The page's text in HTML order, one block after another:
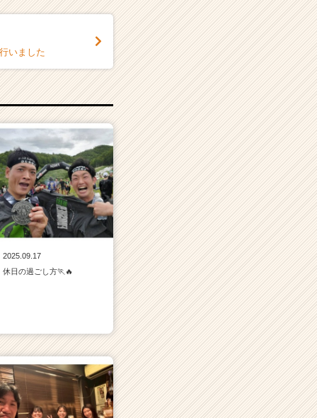
いました
2025.09.17
休日の過ごし方🏃🔥